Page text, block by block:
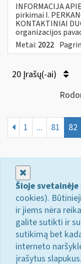
INFORMACIJA
pirkimai I.
KONTAKTINIAI
organizacijos
Metai: 2022
20 Įrašų(-ai)
1 ... 81 82
Šioje
cookies).
ir jiems nėra
galite sutikti ir
sutikimą bet
interneto
įrašytus